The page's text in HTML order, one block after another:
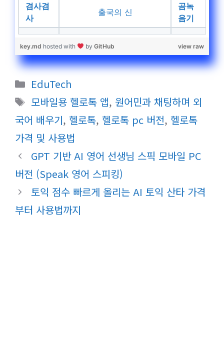
겸사겸
사
출국의 신
곰녹
음기
view raw
key.md hosted with by GitHub
카
테
고
리
EduTech
태
그
모바일용 헬로톡 앱, 원어민과 채팅하며 외
국어 배우기, 헬로톡, 헬로톡 pc 버전, 헬로톡
가격 및 사용법
GPT 기반 AI 영어 선생님 스픽 모바일 PC
버전 (Speak 영어 스피킹)
토익 점수 빠르게 올리는 AI 토익 산타 가격
부터 사용법까지